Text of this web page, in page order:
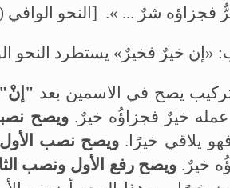
فجزاؤه شرٌ ... ». [النحو الوافي (1/ 584-
«إن خيرٌ فخيرٌ» يستطرد النحو
يصح في الاسمين بعد "إنْ"
خيرٌ فجزاؤُه خيرٌ.ويصح
يلاقي خيرًا. ويصح نصب الأول
خيرٌ. ويصح رفع الأول ونصب